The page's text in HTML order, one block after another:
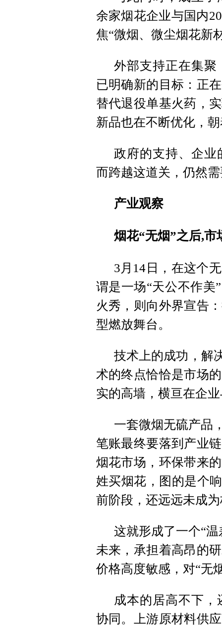
余家烟花企业与国内
焦“微烟、微尘烟花新
外部支持正在集聚
已明确新的目标：正
替代退役单基火药，
新品也在不断优化，
政府的支持、企业
而跨越这道关，仍然
产业观察
烟花“无烟”之后,市
3月14日，在这个
谓是一场“天公不作美
火秀，则向外界宣告
型燃放舞台。
技术上的成功，解
术的终点恰恰是市场
实的高墙，横亘在企
一套微烟无硫产品
笔账最终要落到产业
烟花市场，环保带来
姓买烟花，图的是个
前阶段，还远远未成
这就形成了一个“
未来，承担着高昂的
价格高度敏感，对“无
成本的居高不下
协同。上游原材料供